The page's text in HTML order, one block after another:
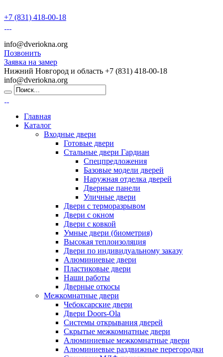
+7 (831) 418-00-18
info@dveriokna.org
Позвонить
Заявка на замер
Нижний Новгород и область +7 (831) 418-00-18
info@dveriokna.org
Главная
Каталог
Входные двери
Готовые двери
Стальные двери Гардиан
Спецпредложения
Базовые модели дверей
Наружная отделка дверей
Дверные панели
Уличные двери
Двери с терморазрывом
Двери с окном
Двери с ковкой
Умные двери (биометрия)
Высокая теплоизоляция
Двери по индивидуальному заказу
Алюминиевые двери
Пластиковые двери
Наши работы
Дверные откосы
Межкомнатные двери
Чебоксарские двери
Двери Doors-Ola
Системы открывания дверей
Скрытые межкомнатные двери
Алюминиевые межкомнатные двери
Алюминиевые раздвижные перегородки